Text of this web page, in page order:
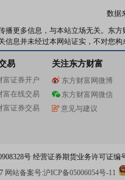
数据
播更多信息，与本站立场无关。东
信息并未经过本网站证实，不对您
易
富证券开户
富在线交易
富证券交易
关注东方财富
东方财富网微博
东方财富网微信
意见与建议
号 经营证券期货业务许可证编
网站备案号:沪ICP备05006054号-11